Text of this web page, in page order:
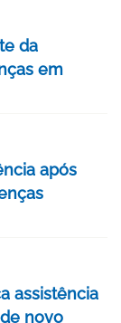
da
em
após
assistência
novo